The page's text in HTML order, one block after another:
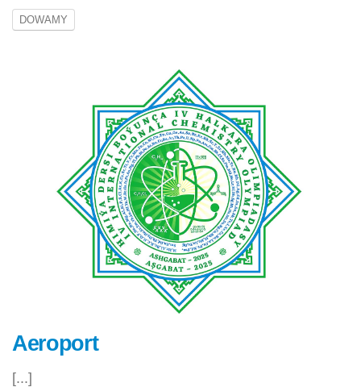
DOWAMY
Aeroport
[...]